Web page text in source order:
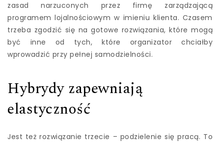
zasad narzuconych przez firmę zarządzającą
programem lojalnościowym w imieniu klienta. Czasem
trzeba zgodzić się na gotowe rozwiązania, które mogą
być inne od tych, które organizator chciałby
wprowadzić przy pełnej samodzielności.
Hybrydy zapewniają
elastyczność
Jest też rozwiązanie trzecie – podzielenie się pracą. To